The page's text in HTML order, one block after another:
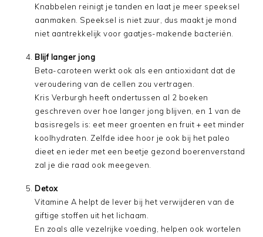
Knabbelen reinigt je tanden en laat je meer speeksel
aanmaken. Speeksel is niet zuur, dus maakt je mond
niet aantrekkelijk voor gaatjes-makende bacteriën.
Blijf langer jong
Beta-caroteen werkt ook als een antioxidant dat de
veroudering van de cellen zou vertragen.
Kris Verburgh heeft ondertussen al 2 boeken
geschreven over hoe langer jong blijven, en 1 van de
basisregels is: eet meer groenten en fruit + eet minder
koolhydraten. Zelfde idee hoor je ook bij het paleo
dieet en ieder met een beetje gezond boerenverstand
zal je die raad ook meegeven.
Detox
Vitamine A helpt de lever bij het verwijderen van de
giftige stoffen uit het lichaam.
En zoals alle vezelrijke voeding, helpen ook wortelen